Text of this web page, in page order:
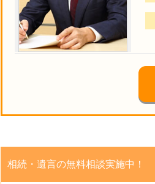
相続・遺言の無料相談実施中！